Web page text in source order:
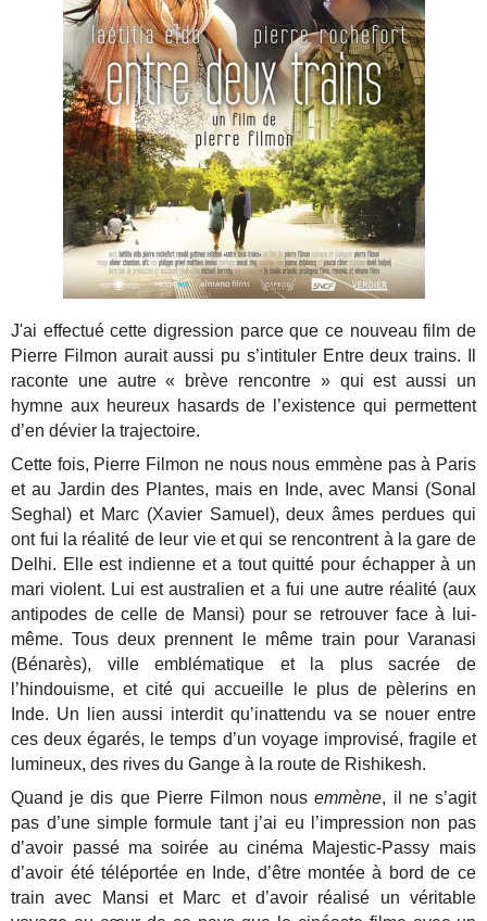
J'ai effectué cette digression parce que ce nouveau film de
Pierre Filmon aurait aussi pu s’intituler Entre deux trains. Il
raconte une autre « brève rencontre » qui est aussi un
hymne aux heureux hasards de l’existence qui permettent
d’en dévier la trajectoire.
Cette fois, Pierre Filmon ne nous nous emmène pas à Paris
et au Jardin des Plantes, mais en Inde, avec Mansi (Sonal
Seghal) et Marc (Xavier Samuel), deux âmes perdues qui
ont fui la réalité de leur vie et qui se rencontrent à la gare de
Delhi. Elle est indienne et a tout quitté pour échapper à un
mari violent. Lui est australien et a fui une autre réalité (aux
antipodes de celle de Mansi) pour se retrouver face à lui-
même. Tous deux prennent le même train pour Varanasi
(Bénarès), ville emblématique et la plus sacrée de
l’hindouisme, et cité qui accueille le plus de pèlerins en
Inde. Un lien aussi interdit qu’inattendu va se nouer entre
ces deux égarés, le temps d’un voyage improvisé, fragile et
lumineux, des rives du Gange à la route de Rishikesh.
Quand je dis que Pierre Filmon nousemmène, il ne s’agit
pas d’une simple formule tant j’ai eu l’impression non pas
d’avoir passé ma soirée au cinéma Majestic-Passy mais
d’avoir été téléportée en Inde, d’être montée à bord de ce
train avec Mansi et Marc et d’avoir réalisé un véritable